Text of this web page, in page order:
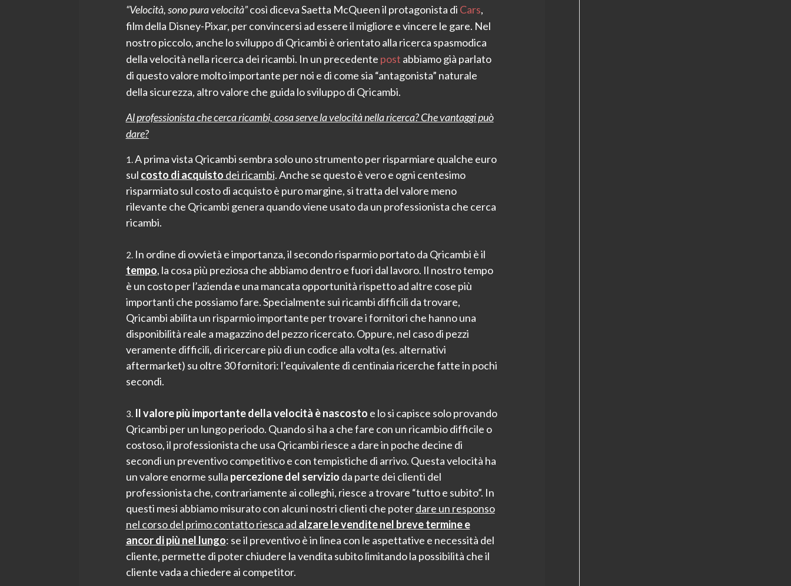
“Velocità, sono pura velocità”così diceva Saetta McQueen il protagonista di Cars,
film della Disney-Pixar, per convincersi ad essere il migliore e vincere le gare. Nel
nostro piccolo, anche lo sviluppo di Qricambi è orientato alla ricerca spasmodica
della velocità nella ricerca dei ricambi. In un precedente post abbiamo già parlato
di questo valore molto importante per noi e di come sia “antagonista” naturale
della sicurezza, altro valore che guida lo sviluppo di Qricambi.
Al professionista che cerca ricambi,cosa serve la velocità nella ricerca? Che vantaggi può
dare?
A prima vista Qricambi sembra solo uno strumento per risparmiare qualche euro
sul costo di acquisto dei ricambi. Anche se questo è vero e ogni centesimo
risparmiato sul costo di acquisto è puro margine, si tratta del valore meno
rilevante che Qricambi genera quando viene usato da un professionista che cerca
ricambi.
In ordine di ovvietà e importanza, il secondo risparmio portato da Qricambi è il
tempo, la cosa più preziosa che abbiamo dentro e fuori dal lavoro. Il nostro tempo
è un costo per l’azienda e una mancata opportunità rispetto ad altre cose più
importanti che possiamo fare. Specialmente sui ricambi difficili da trovare,
Qricambi abilita un risparmio importante per trovare i fornitori che hanno una
disponibilità reale a magazzino del pezzo ricercato. Oppure, nel caso di pezzi
veramente difficili, di ricercare più di un codice alla volta (es. alternativi
aftermarket) su oltre 30 fornitori: l’equivalente di centinaia ricerche fatte in pochi
secondi.
Il valore più importante della velocità è nascosto e lo si capisce solo provando
Qricambi per un lungo periodo. Quando si ha a che fare con un ricambio difficile o
costoso, il professionista che usa Qricambi riesce a dare in poche decine di
secondi un preventivo competitivo e con tempistiche di arrivo. Questa velocità ha
un valore enorme sulla percezione del servizio da parte dei clienti del
professionista che, contrariamente ai colleghi, riesce a trovare “tutto e subito”. In
questi mesi abbiamo misurato con alcuni nostri clienti che poterdare un responso
nel corso del primo contatto riesca ad alzare le vendite nel breve termine e
ancor di più nel lungo: se il preventivo è in linea con le aspettative e necessità del
cliente, permette di poter chiudere la vendita subito limitando la possibilità che il
cliente vada a chiedere ai competitor.